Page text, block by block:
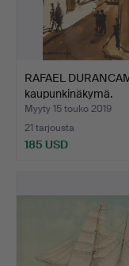
RAFAEL
kaupunkinäkymä.
Myyty 15 touko 2019
21 tarjousta
185 USD